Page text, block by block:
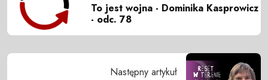
To jest wojna - Dominika Kasprowicz
- odc. 78
Następny artykuł